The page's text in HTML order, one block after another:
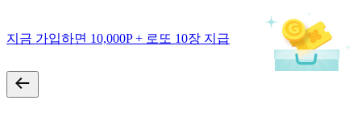
지금 가입하면 10,000P + 로또 10장 지급